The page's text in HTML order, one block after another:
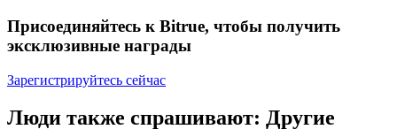
Копирование торговли
Присоединяйтесь к лучшим трейдерам
Присоединяйтесь к Bitrue, чтобы получить
эксклюзивные награды
Зарегистрируйтесь сейчас
Люди также спрашивают: Другие